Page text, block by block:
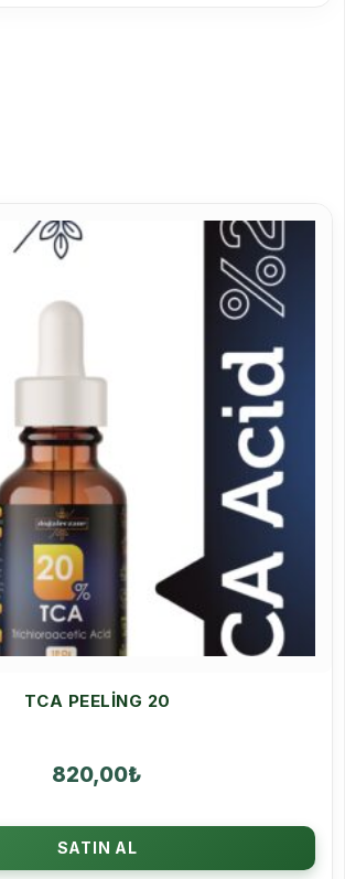
TCA PEELING 20
820,00₺
SATIN AL